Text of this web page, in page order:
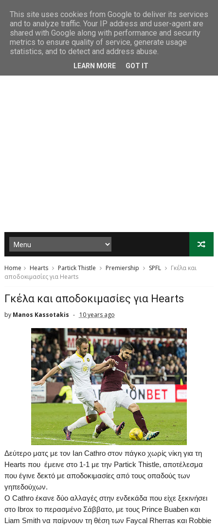
Home Hearts Partick Thistle Premiership SPFL
Γκέλα και
αποδοκιμασίες για Hearts
Γκέλα και αποδοκιμασίες για Hearts
by Manos Kassotakis 10 years ago
Δεύτερο ματς με τον Ian Cathro στον πάγκο χωρίς νίκη για τη
Hearts που έμεινε στο 1-1 με την Partick Thistle, αποτέλεσμα
που έγινε δεκτό με αποδοκιμασίες από τους οπαδούς των
γηπεδούχων.
Ο Cathro έκανε δύο αλλαγές στην ενδεκάδα που είχε ξεκινήσει
στο Ibrox το περασμένο Σάββατο, με τους Prince Buaben και
Liam Smith να παίρνουν τη θέση των Faycal Rherras και Robbie
This site uses cookies from Google to deliver its services
and to analyze traffic. Your IP address and user-agent are
shared with Google along with performance and security
metrics to ensure quality of service, generate usage
statistics, and to detect and address abuse.
LEARN MORE GOT IT